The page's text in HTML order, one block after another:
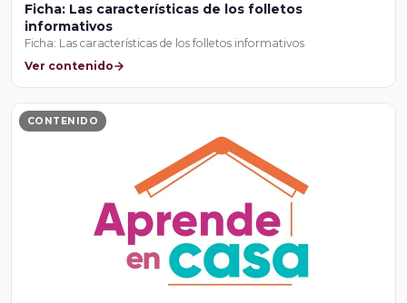
Ficha: Las características de los folletos
informativos
Ficha: Las características de los folletos informativos
Ver contenido
CONTENIDO